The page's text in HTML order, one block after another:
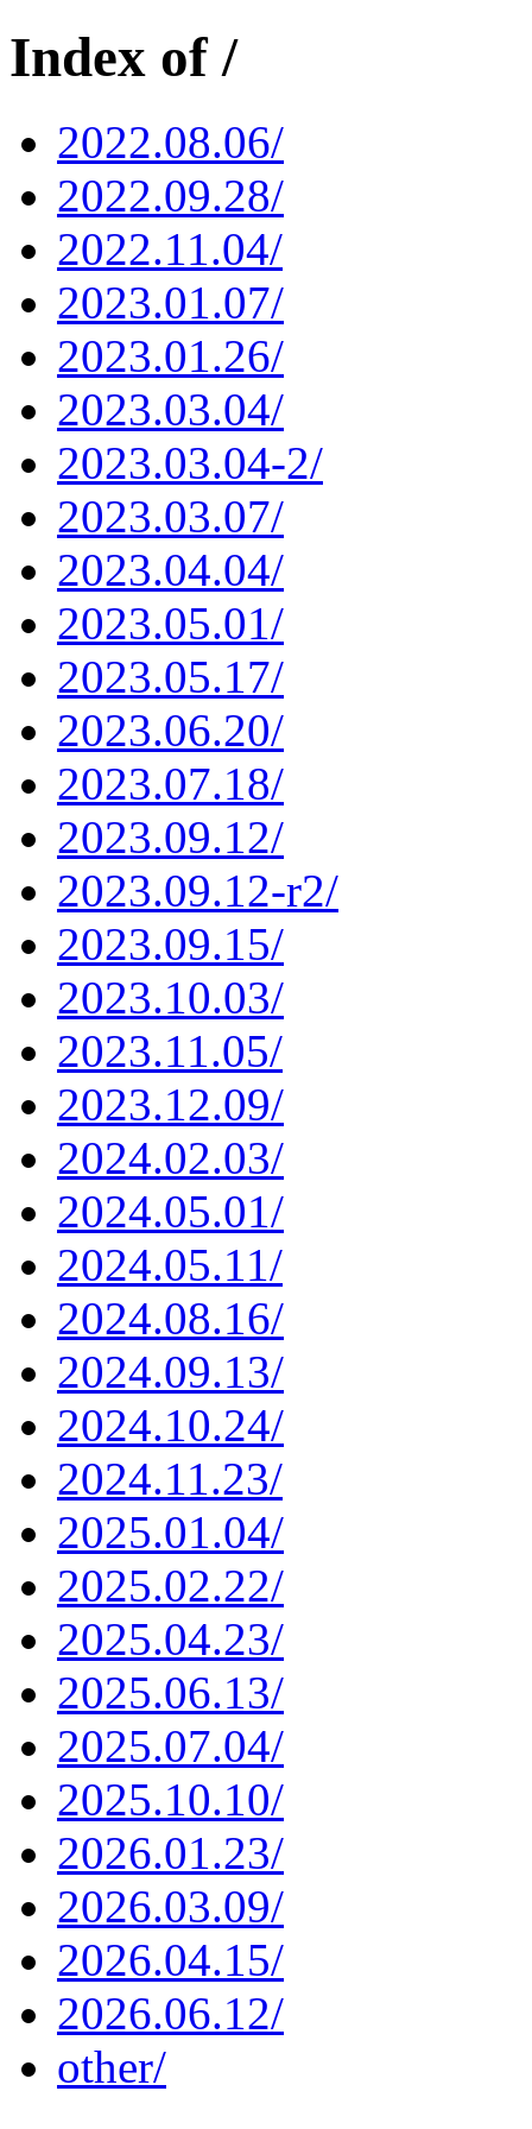
Index of /
2022.08.06/
2022.09.28/
2022.11.04/
2023.01.07/
2023.01.26/
2023.03.04/
2023.03.04-2/
2023.03.07/
2023.04.04/
2023.05.01/
2023.05.17/
2023.06.20/
2023.07.18/
2023.09.12/
2023.09.12-r2/
2023.09.15/
2023.10.03/
2023.11.05/
2023.12.09/
2024.02.03/
2024.05.01/
2024.05.11/
2024.08.16/
2024.09.13/
2024.10.24/
2024.11.23/
2025.01.04/
2025.02.22/
2025.04.23/
2025.06.13/
2025.07.04/
2025.10.10/
2026.01.23/
2026.03.09/
2026.04.15/
2026.06.12/
other/